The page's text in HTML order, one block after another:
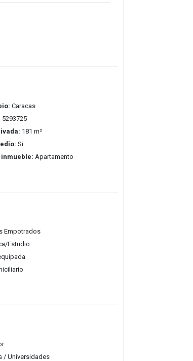
Caracas
5293725
181 m²
Si
inmueble: Apartamento
Empotrados
Estudio
/ Universidades